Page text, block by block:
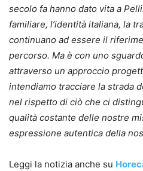
secolo fa hanno dato vita a
familiare, l’identità italiana, la
continuano ad essere il
percorso. Ma è con uno
attraverso un approccio
intendiamo tracciare la strada
nel rispetto di ciò che ci
qualità costante delle nostre
espressione autentica della
Leggi la notizia anche su